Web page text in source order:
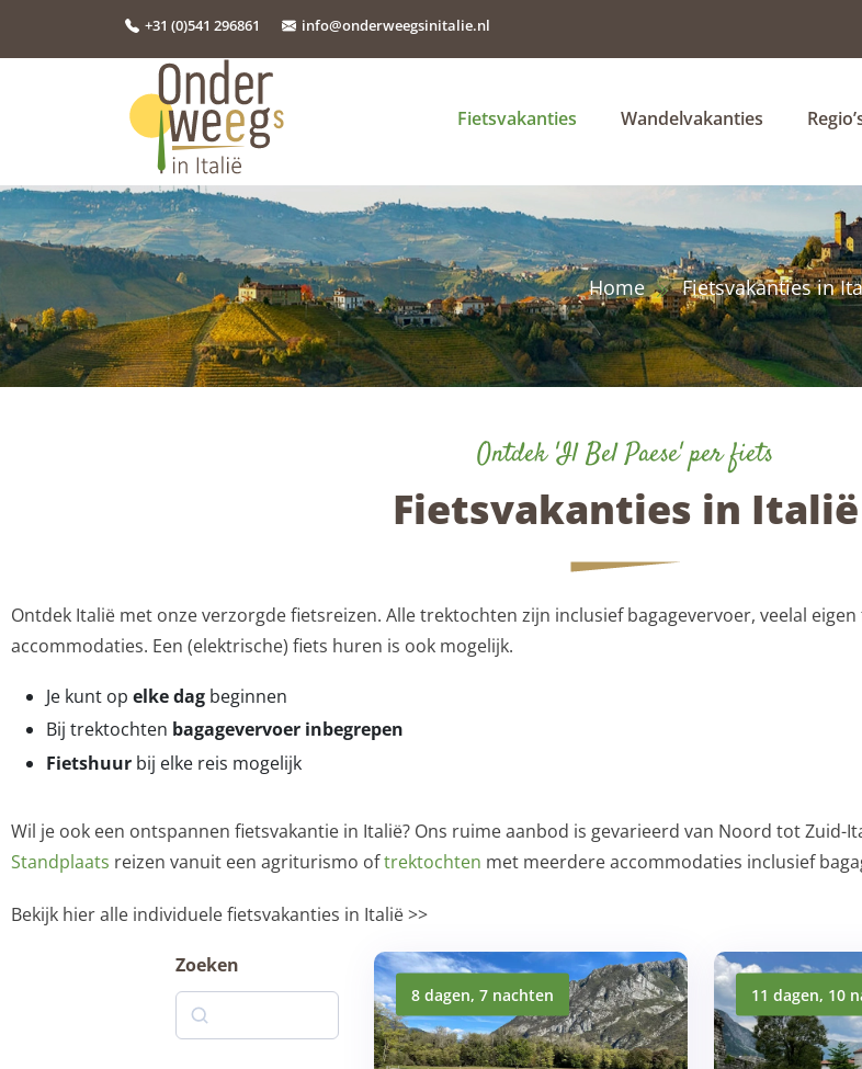
+31 (0)541 296861 info@onderweegsinitalie.nl
Fietsvakanties Wandelvakanties
Home Fietsvakanties in
Ontdek 'Il Bel Paese' per fiets
Fietsvakanties in Italië
Ontdek Italië met onze verzorgde fietsreizen. Alle trektochten zijn inclusief bagagevervoer, veelal
accommodaties. Een (elektrische) fiets huren is ook mogelijk.
Je kunt op elke dag beginnen
Bij trektochten bagagevervoer inbegrepen
Fietshuur bij elke reis mogelijk
Wil je ook een ontspannen fietsvakantie in Italië? Ons ruime aanbod is gevarieerd van Noord tot Zuid-
Standplaats reizen vanuit een agriturismo oftrektochten met meerdere accommodaties inclusief
Bekijk hier alle individuele fietsvakanties in Italië >>
Zoeken
8 dagen, 7 nachten 11 dagen, 10